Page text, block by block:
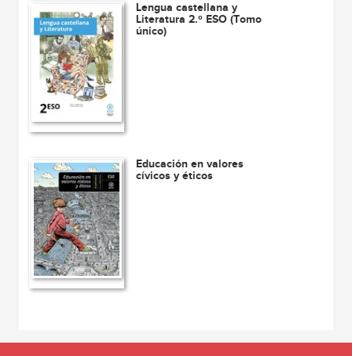
Lengua castellana y
Literatura 2.º ESO (Tomo
único)
Educación en valores
cívicos y éticos